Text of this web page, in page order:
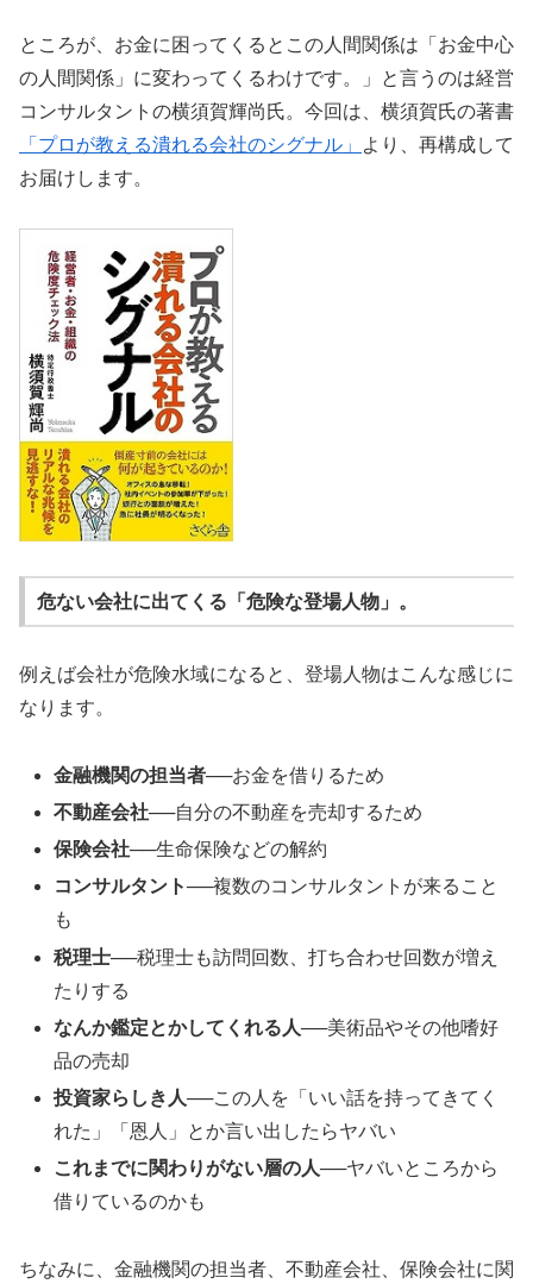
ところが、お金に困ってくるとこの人間関係は「お金中心
の人間関係」に変わってくるわけです。」と言うのは経営
コンサルタントの横須賀輝尚氏。今回は、横須賀氏の著書
「プロが教える潰れる会社のシグナル」
より、再構成して
お届けします。
危ない会社に出てくる「危険な登場人物」。
例えば会社が危険水域になると、登場人物はこんな感じに
なります。
金融機関の担当者──お金を借りるため
不動産会社──自分の不動産を売却するため
保険会社──生命保険などの解約
コンサルタント──複数のコンサルタントが来ること
も
税理士──税理士も訪問回数、打ち合わせ回数が増え
たりする
なんか鑑定とかしてくれる人──美術品やその他嗜好
品の売却
投資家らしき人──この人を「いい話を持ってきてく
れた」「恩人」とか言い出したらヤバい
これまでに関わりがない層の人──ヤバいところから
借りているのかも
ちなみに、金融機関の担当者、不動産会社、保険会社に関